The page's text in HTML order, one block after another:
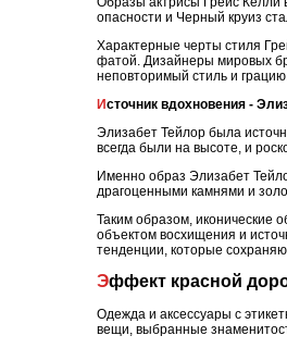
опасности и Черный круиз
Характерные черты стиля
фатой. Дизайнеры мировых
неповторимый стиль и
Источник вдохновения -
Элизабет Тейлор была
всегда были на высоте, и
Именно образ Элизабет
драгоценными камнями и
Таким образом, иконические
объектом восхищения и
тенденции, которые
Эффект красной
Одежда и аксессуары с
вещи, выбранные